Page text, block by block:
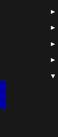
►
►
►
►
▼